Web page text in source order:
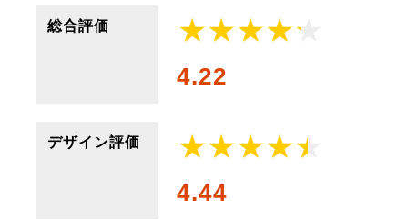
総合評価
4.22
デザイン評価
4.44